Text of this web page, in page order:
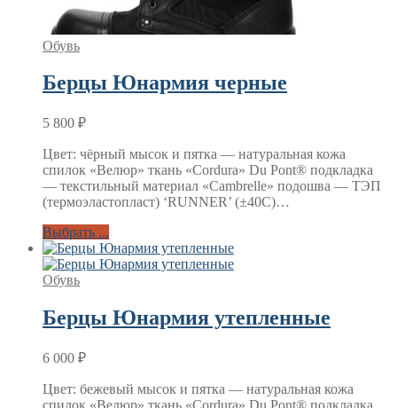
Обувь
Берцы Юнармия черные
5 800 ₽
Цвет: чёрный мысок и пятка — натуральная кожа
спилок «Велюр» ткань «Cordura» Du Pont® подкладка
— текстильный материал «Cambrelle» подошва — ТЭП
(термоэластопласт) ‘RUNNER’ (±40C)…
Выбрать ...
Обувь
Берцы Юнармия утепленные
6 000 ₽
Цвет: бежевый мысок и пятка — натуральная кожа